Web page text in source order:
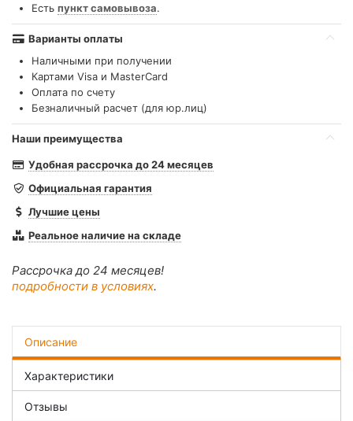
Есть пункт самовывоза.
Варианты оплаты
Наличными при получении
Картами Visa и MasterCard
Оплата по счету
Безналичный расчет (для юр.лиц)
Наши преимущества
Удобная рассрочка до 24 месяцев
Официальная гарантия
Лучшие цены
Реальное наличие на складе
Рассрочка до 24 месяцев!
подробности в условиях.
Описание
Характеристики
Отзывы